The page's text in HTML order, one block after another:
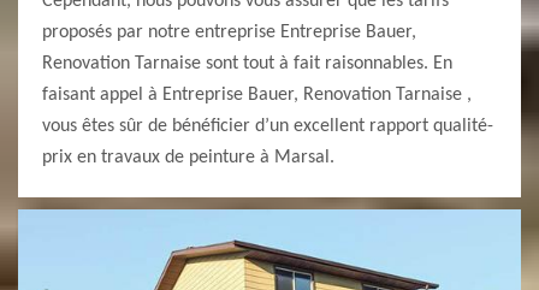
proposés par notre entreprise Entreprise Bauer,
Renovation Tarnaise sont tout à fait raisonnables. En
faisant appel à Entreprise Bauer, Renovation Tarnaise ,
vous êtes sûr de bénéficier d’un excellent rapport qualité-
prix en travaux de peinture à Marsal.